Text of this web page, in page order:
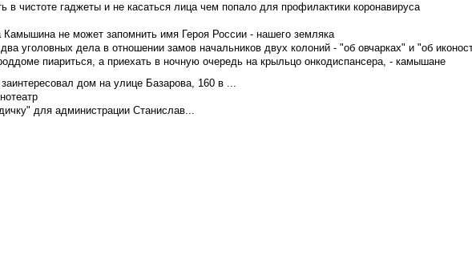
в чистоте гаджеты и не касаться лица чем попало для профилактики коронавируса
Камышина не может запомнить имя Героя России - нашего земляка
уголовных дела в отношении замов начальников двух колоний - "об овчарках" и "об
пиариться, а приехать в ночную очередь на крыльцо онкодиспансера, - камышане
дом на улице Базарова, 160 в ...
для администрации Станислав...